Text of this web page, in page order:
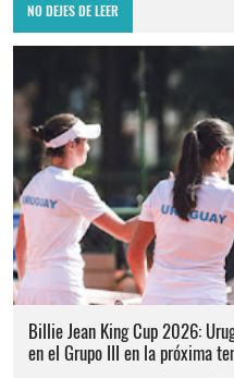
NO DEJES DE LEER
Billie Jean King Cup 2026:
en el Grupo III en la próxima